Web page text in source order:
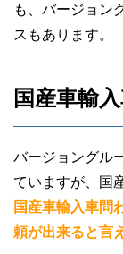
も、バージョン
スもあります。
国産車輸
バージョングル
ていますが、国
国産車輸入車問
頼が出来ると言